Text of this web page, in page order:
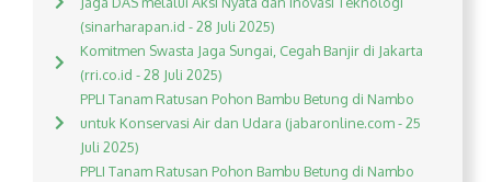
(sinarharapan.id - 28 Juli 2025)
Komitmen Swasta Jaga Sungai, Cegah Banjir di Jakarta
(rri.co.id - 28 Juli 2025)
PPLI Tanam Ratusan Pohon Bambu Betung di Nambo
untuk Konservasi Air dan Udara (jabaronline.com - 25
Juli 2025)
PPLI Tanam Ratusan Pohon Bambu Betung di Nambo